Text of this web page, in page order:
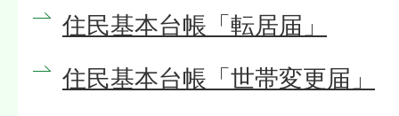
住民基本台帳「転居届」
住民基本台帳「世帯変更届」